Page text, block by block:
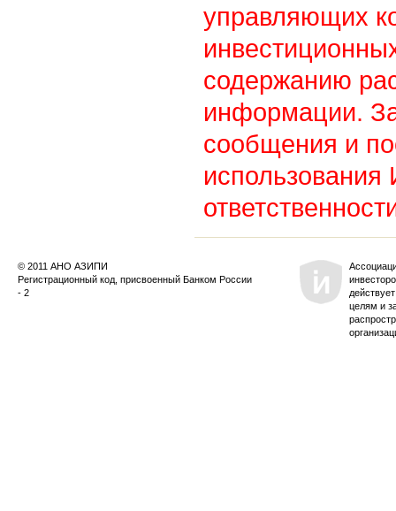
управляющих
содержанию
информации.
сообщения и
© 2011 АНО АЗИПИ
Регистрационный код, присвоенный Банком России
- 2
целям и